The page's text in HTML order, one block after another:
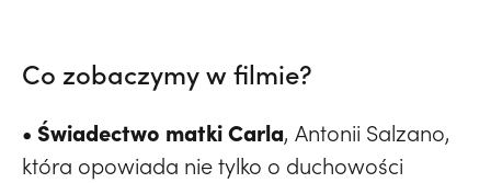
Co zobaczymy w filmie?
• Świadectwo matki Carla, Antonii Salzano,
która opowiada nie tylko o duchowości